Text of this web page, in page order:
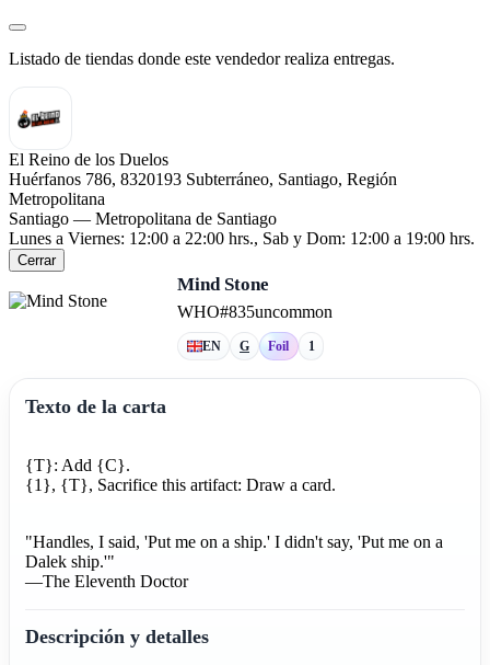
Listado de tiendas donde este vendedor realiza entregas.
El Reino de los Duelos
Huérfanos 786, 8320193 Subterráneo, Santiago, Región
Metropolitana
Santiago — Metropolitana de Santiago
Lunes a Viernes: 12:00 a 22:00 hrs., Sab y Dom: 12:00 a 19:00 hrs.
Cerrar
Mind Stone
WHO#835uncommon
EN G Foil 1
Texto de la carta
{T}: Add {C}.
{1}, {T}, Sacrifice this artifact: Draw a card.
"Handles, I said, 'Put me on a ship.' I didn't say, 'Put me on a
Dalek ship.'"
—The Eleventh Doctor
Descripción y detalles